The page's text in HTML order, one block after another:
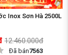
Inox Sơn Hà 2500L
12.460.000đ
Đã bán7563